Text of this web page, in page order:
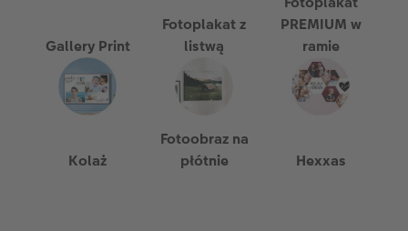
Gallery Print
Fotoplakat z
listwą
PREMIUM w
ramie
Kolaż
Fotoobraz na
płótnie
Hexxas